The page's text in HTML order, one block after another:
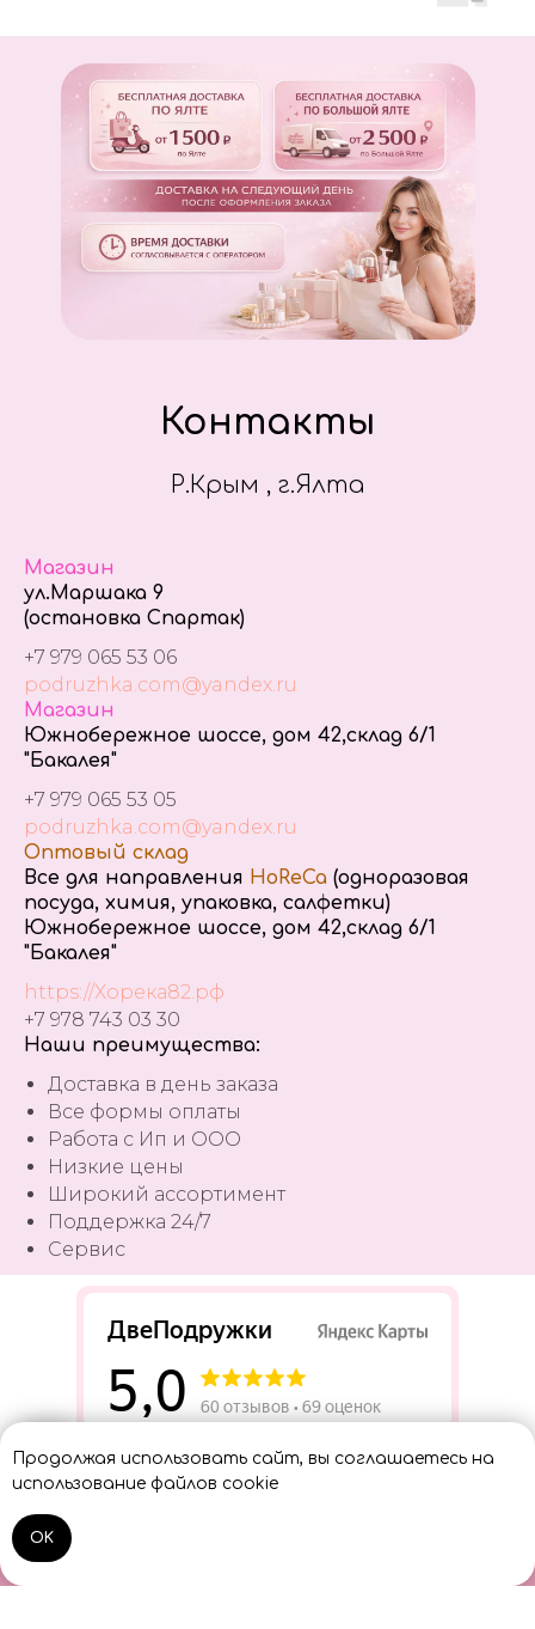
Home
Контакты
Р.Крым , г.Ялта
Магазин
ул.Маршака 9
(остановка Спартак)
+7 979 065 53 06
podruzhka.com@yandex.ru
Магазин
Южнобережное шоссе, дом 42,склад 6/1
"Бакалея"
+7 979 065 53 05
podruzhka.com@yandex.ru
Оптовый склад
Все для направления HoReCa (одноразовая
посуда, химия, упаковка, салфетки)
Южнобережное шоссе, дом 42,склад 6/1
"Бакалея"
https://Хорека82.рф
+7 978 743 03 30
Наши преимущества:
Доставка в день заказа
Все формы оплаты
Работа с Ип и ООО
Низкие цены
Широкий ассортимент
Поддержка 24/7
Сервис
Продолжая использовать сайт, вы соглашаетесь на
использование файлов cookie
OK
Разработать сайт
Консультант